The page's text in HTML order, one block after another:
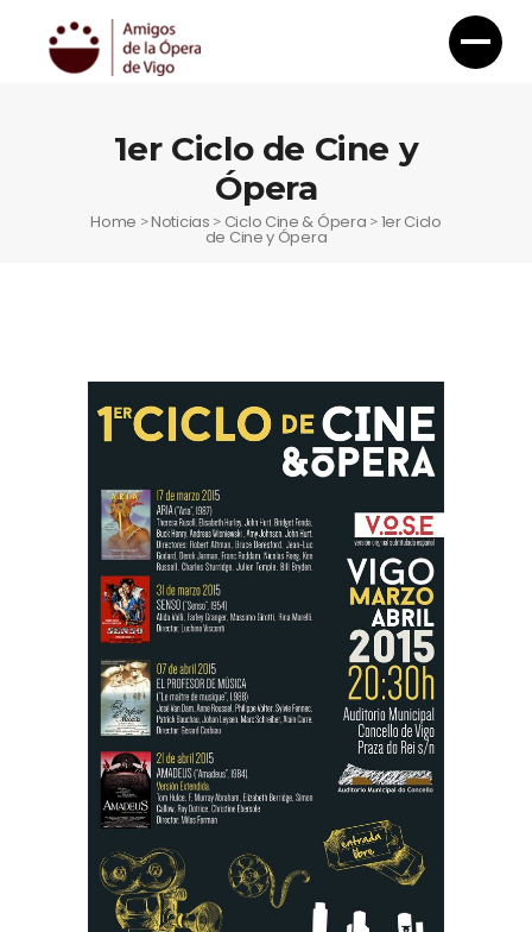
1er Ciclo de Cine y
Ópera
Home >Noticias > Ciclo Cine & Ópera >1er Ciclo
de Cine y Ópera